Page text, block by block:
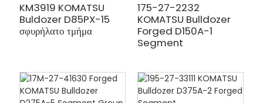
KM3919 KOMATSU
Buldozer D85PX-15
σφυρήλατο τμήμα
175-27-2232
KOMATSU Bulldozer
Forged D150A-1
Segment